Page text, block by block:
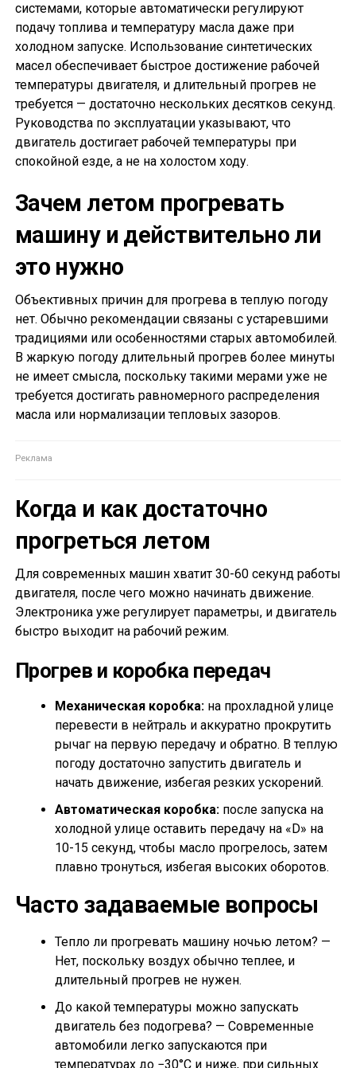
системами, которые автоматически регулируют
подачу топлива и температуру масла даже при
холодном запуске. Использование синтетических
масел обеспечивает быстрое достижение рабочей
температуры двигателя, и длительный прогрев не
требуется — достаточно нескольких десятков секунд.
Руководства по эксплуатации указывают, что
двигатель достигает рабочей температуры при
спокойной езде, а не на холостом ходу.
Зачем летом прогревать
машину и действительно ли
это нужно
Объективных причин для прогрева в теплую погоду
нет. Обычно рекомендации связаны с устаревшими
традициями или особенностями старых автомобилей.
В жаркую погоду длительный прогрев более минуты
не имеет смысла, поскольку такими мерами уже не
требуется достигать равномерного распределения
масла или нормализации тепловых зазоров.
Когда и как достаточно
прогреться летом
Для современных машин хватит 30-60 секунд работы
двигателя, после чего можно начинать движение.
Электроника уже регулирует параметры, и двигатель
быстро выходит на рабочий режим.
Прогрев и коробка передач
Механическая коробка:на прохладной улице
перевести в нейтраль и аккуратно прокрутить
рычаг на первую передачу и обратно. В теплую
погоду достаточно запустить двигатель и
начать движение, избегая резких ускорений.
Автоматическая коробка:после запуска на
холодной улице оставить передачу на «D» на
10-15 секунд, чтобы масло прогрелось, затем
плавно тронуться, избегая высоких оборотов.
Часто задаваемые вопросы
Тепло ли прогревать машину ночью летом? —
Нет, поскольку воздух обычно теплее, и
длительный прогрев не нужен.
До какой температуры можно запускать
двигатель без подогрева? — Современные
автомобили легко запускаются при
температурах до −30°C и ниже, при сильных